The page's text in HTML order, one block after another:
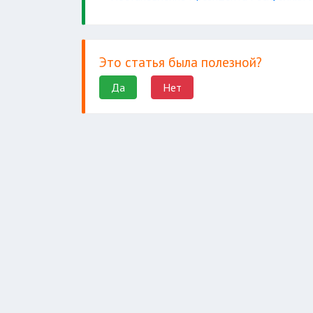
диагностические услуги;
Это статья была полезной?
Да Нет